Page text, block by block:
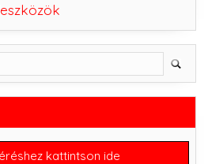
kattintson ide